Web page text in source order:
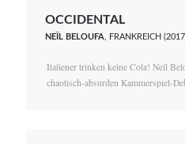
OCCIDENTAL
NEÏL BELOUFA , FRANKREICH
Italiener trinken keine Cola! Neïl
chaotisch-absurden Kammerspiel-